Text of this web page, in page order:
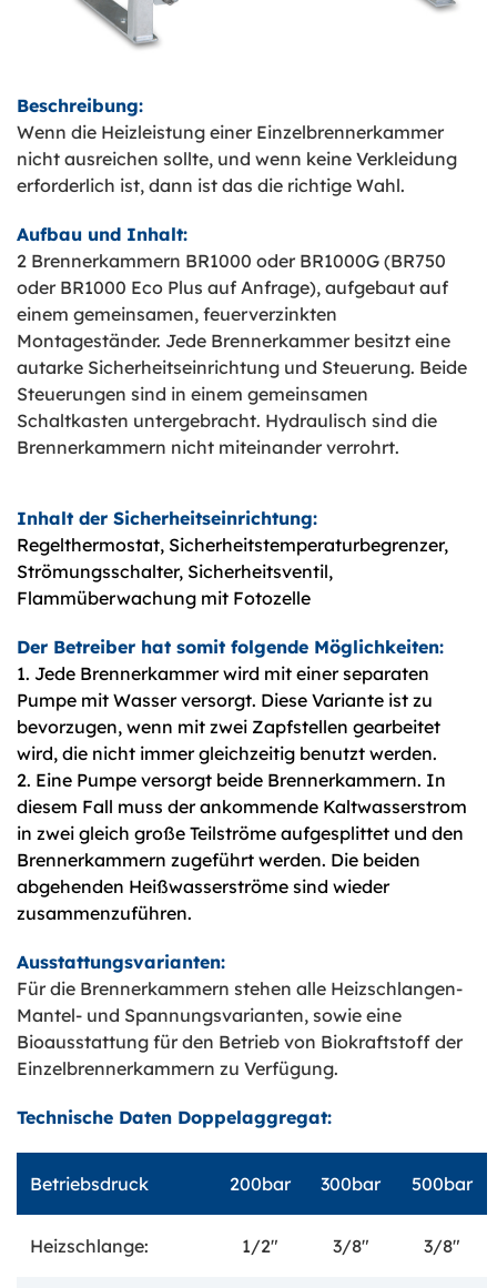
Beschreibung:
Wenn die Heizleistung einer Einzelbrennerkammer
nicht ausreichen sollte, und wenn keine Verkleidung
erforderlich ist, dann ist das die richtige Wahl.
Aufbau und Inhalt:
2 Brennerkammern BR1000 oder BR1000G (BR750
oder BR1000 Eco Plus auf Anfrage), aufgebaut auf
einem gemeinsamen, feuerverzinkten
Montageständer. Jede Brennerkammer besitzt eine
autarke Sicherheitseinrichtung und Steuerung. Beide
Steuerungen sind in einem gemeinsamen
Schaltkasten untergebracht. Hydraulisch sind die
Brennerkammern nicht miteinander verrohrt.
Inhalt der Sicherheitseinrichtung:
Regelthermostat, Sicherheitstemperaturbegrenzer,
Strömungsschalter, Sicherheitsventil,
Flammüberwachung mit Fotozelle
Der Betreiber hat somit folgende Möglichkeiten:
1. Jede Brennerkammer wird mit einer separaten
Pumpe mit Wasser versorgt. Diese Variante ist zu
bevorzugen, wenn mit zwei Zapfstellen gearbeitet
wird, die nicht immer gleichzeitig benutzt werden.
2. Eine Pumpe versorgt beide Brennerkammern. In
diesem Fall muss der ankommende Kaltwasserstrom
in zwei gleich große Teilströme aufgesplittet und den
Brennerkammern zugeführt werden. Die beiden
abgehenden Heißwasserströme sind wieder
zusammenzuführen.
Ausstattungsvarianten:
Für die Brennerkammern stehen alle Heizschlangen-
Mantel- und Spannungsvarianten, sowie eine
Bioausstattung für den Betrieb von Biokraftstoff der
Einzelbrennerkammern zu Verfügung.
Technische Daten Doppelaggregat:
Betriebsdruck 200bar 300bar 500bar
Heizschlange: 1/2" 3/8" 3/8"